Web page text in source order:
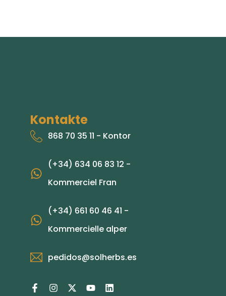
Kontakte
868 70 35 11 - Kontor
(+34) 634 06 83 12 -
Kommerciel Fran
(+34) 661 60 46 41 -
Kommercielle alper
pedidos@solherbs.es